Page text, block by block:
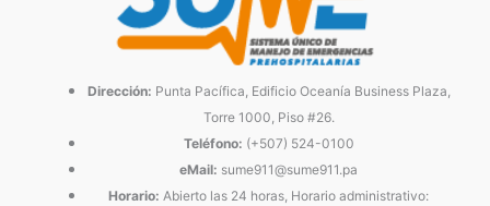
Dirección: Punta Pacífica, Edificio Oceanía Business Plaza,
Torre 1000, Piso #26.
Teléfono: (+507) 524-0100
eMail: sume911@sume911.pa
Horario: Abierto las 24 horas, Horario administrativo: